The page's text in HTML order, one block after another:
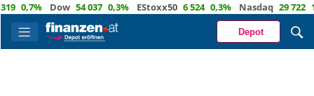
0,7% Dow 54 037 0,3% EStoxx50 6 524 0,3% Nasdaq 29 722
Depot